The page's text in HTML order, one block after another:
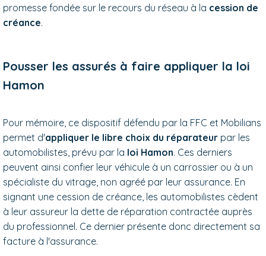
promesse fondée sur le recours du réseau à la cession de
créance.
Pousser les assurés à faire appliquer la loi
Hamon
Pour mémoire, ce dispositif défendu par la FFC et Mobilians
permet d'appliquer le libre choix du réparateur par les
automobilistes, prévu par la loi Hamon. Ces derniers
peuvent ainsi confier leur véhicule à un carrossier ou à un
spécialiste du vitrage, non agréé par leur assurance. En
signant une cession de créance, les automobilistes cèdent
à leur assureur la dette de réparation contractée auprès
du professionnel. Ce dernier présente donc directement sa
facture à l'assurance.